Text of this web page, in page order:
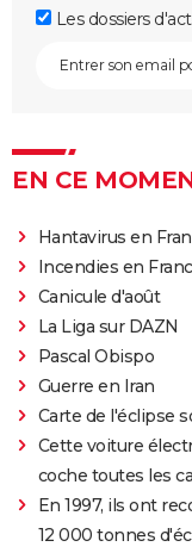
Les dossiers
EN CE
Hantavirus en
Incendies en
Canicule d'août
La Liga sur DAZN
Pascal Obispo
Guerre en Iran
Carte de l'éclipse
Cette voiture
coche toutes les
En 1997, ils ont
12 000 tonnes